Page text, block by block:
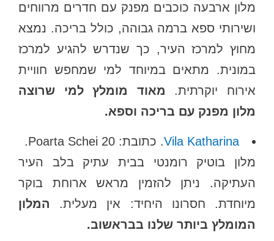
מלון ארבעה כוכבים מפנק עם חדרים מרווחים
ושירותי ספא ברמה גבוהה, כולל בריכה. נמצא
מחוץ למרכז העיר, כך שנדרש להגיע למרכז
במונית. מתאים במיוחד למי שמחפש חוויית
אירוח יוקרתית.מאוד מומלץ למי שרוצה
מלון מפנק עם בריכה וספא.
Vila Katharina. כתובת: Poarta Schei 20.
מלון בוטיק רומנטי בבית עתיק בלב העיר
העתיקה. ניתן להזמין מראש ארוחת בוקר
מיוחדת. חסרונו היחיד: אין מעלית.
המלון
המומלץ ביותר שלנו בבראשוב.